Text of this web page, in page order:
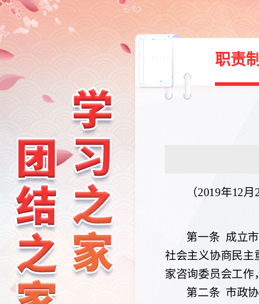
职责
（2019年12月
第一条 成立
社会主义协商民主
家咨询委员会工作
第二条 市政